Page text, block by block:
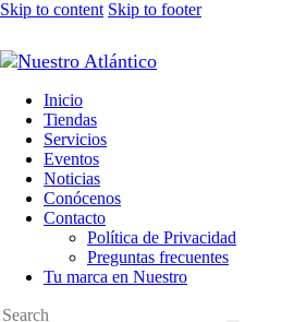
Skip to content Skip to footer
Inicio
Tiendas
Servicios
Eventos
Noticias
Conócenos
Contacto
Política de Privacidad
Preguntas frecuentes
Tu marca en Nuestro